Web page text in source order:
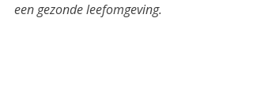
een gezonde leefomgeving.